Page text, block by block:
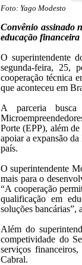
Foto: Yago Modesto
Convênio assinado
educação financeira
O superintendente
segunda-feira, 25,
cooperação técnica
que aconteceu em
A parceria
Porte (EPP), além
apoiar a expansão
país.
O superintendente
mais para o
“A cooperação
qualificação em
soluções bancárias”,
Além do
competividade do
serviços
Cabral.